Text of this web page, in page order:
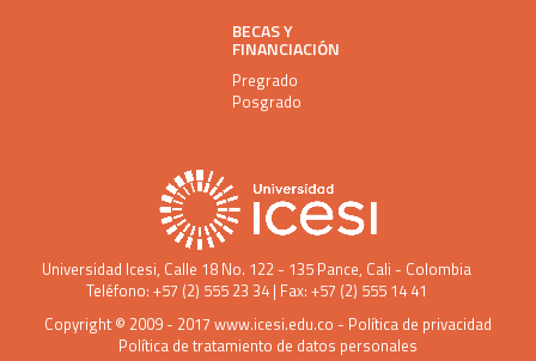
BECAS Y
FINANCIACIÓN
Pregrado
Posgrado
Universidad Icesi, Calle 18 No. 122 - 135 Pance, Cali - Colombia
Teléfono: +57 (2) 555 23 34 | Fax: +57 (2) 555 14 41
Copyright © 2009 - 2017 www.icesi.edu.co - Política de privacidad
Política de tratamiento de datos personales